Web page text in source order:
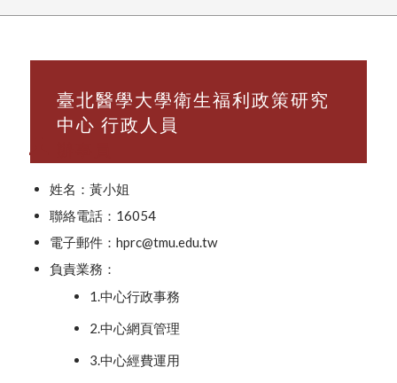
臺北醫學大學衛生福利政策研究
中心 行政人員
姓名：黃小姐
聯絡電話：16054
電子郵件：hprc@tmu.edu.tw
負責業務：
1.中心行政事務
2.中心網頁管理
3.中心經費運用